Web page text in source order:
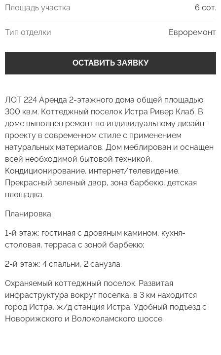
Площадь участка 6 сот.
Тип отделки Евроремонт
ОСТАВИТЬ ЗАЯВКУ
ЛОТ 224 Аренда 2-этажного дома общей площадью
300 кв.м. Коттеджный поселок Истра Ривер Клаб. В
доме выполнен ремонт по индивидуальному дизайн-
проекту в современном стиле с применением
натуральных материалов. Дом меблирован и оснащен
всей необходимой бытовой техникой.
Кондиционирование, интернет/телевидение.
Прекрасный зеленый двор, зона барбекю, детская
площадка.
Планировка:
1-й этаж: гостиная с дровяным камином, кухня-
столовая, терраса с зоной барбекю;
2-й этаж: 4 спальни, 2 санузла.
Охраняемый коттеджный поселок. Развитая
инфраструктура вокруг поселка, в 3 км находится
город Истра, ж/д станция Истра. Удобный подъезд с
Новорижского и Волоколамского шоссе.